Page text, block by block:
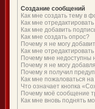
Создание сообщений
Как мне создать тему в
Как мне
Как мне добавить
Как мне создать опрос?
Почему я не могу
Как мне
Почему мне недоступны
Почему я не могу
Почему я получил
Как мне пожаловаться
Что означает кнопка
Почему моё сообщение
Как мне вновь поднять